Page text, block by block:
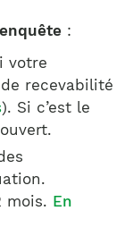
:
votre
recevabilité
). Si c’est le
mois. En